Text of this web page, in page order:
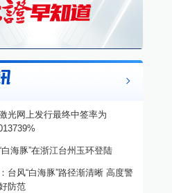
光网上发行最终中签率为
白海豚”在浙江台州玉环登陆
台风“白海豚”路径渐清晰 高度警
防范